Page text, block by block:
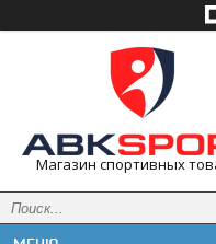
Магазин спортивных